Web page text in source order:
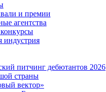
и премии
агентства
индустрия
питчинг дебютантов 2026
страны
вектор»